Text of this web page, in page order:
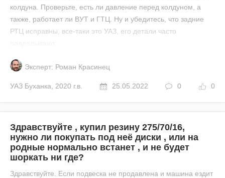
колдуна. Проверьте, есть ли давление перед колдуном, а
также, работает ли ВУТ и ГТЦ. Ну и убедитесь, что задние
РТЦ исправны, все-таки это УАЗ, его детали часто
Эксперт: Роман Красинец
УАЗ Буханка 2020 г.в. 25.05.2022 0 0
Здравствуйте , купил резину 275/70/16,
нужно ли покупать под неё диски , или на
родные нормально встанет , и не будет
шоркать ни где?
Здравствуйте. Если подвеска не продавлена и машина ездит